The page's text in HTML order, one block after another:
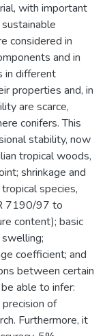
with important
considered in
and in
in different
properties and, in
are scarce,
conifers. This
stability, now
tropical woods,
shrinkage and
species,
7190/97 to
content); basic
coefficient; and
between certain
able to infer:
of
Furthermore, it